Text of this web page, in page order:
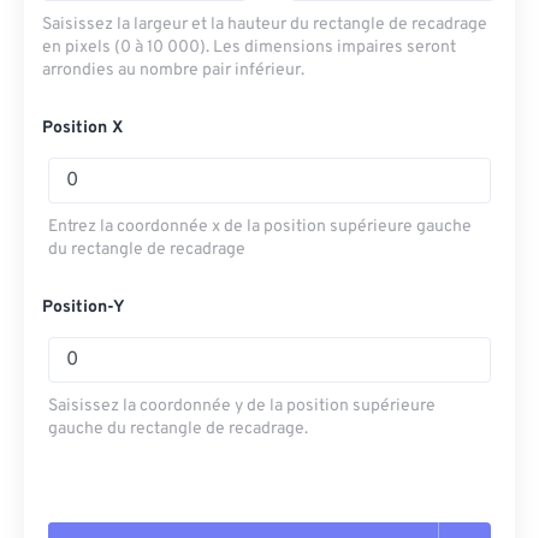
Saisissez la largeur et la hauteur du rectangle de recadrage
en pixels (0 à 10 000). Les dimensions impaires seront
arrondies au nombre pair inférieur.
Position X
Entrez la coordonnée x de la position supérieure gauche
du rectangle de recadrage
Position-Y
Saisissez la coordonnée y de la position supérieure
gauche du rectangle de recadrage.